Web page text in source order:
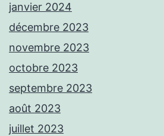
janvier 2024
décembre 2023
novembre 2023
octobre 2023
septembre 2023
août 2023
juillet 2023